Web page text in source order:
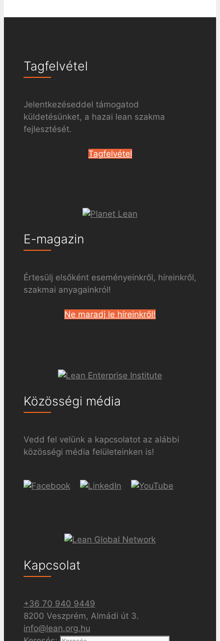
Tagfelvétel
Jelentkezéseddel támogatod
küldetésünket, a hazai lean szakma
fejlesztését.
Tagfelvétel
E-magazin
Értesülj elsőként eseményeinkről, híreinkről,
szakmai anyagainkról!
Ne maradj le híreinkről!
Közösségi média
Vedd fel velünk a kapcsolatot az alábbi
közösségi média felületeinken is!
Kapcsolat
+36 70 940 9449
8200 Veszprém, Almádi út 3.
info@lean.org.hu